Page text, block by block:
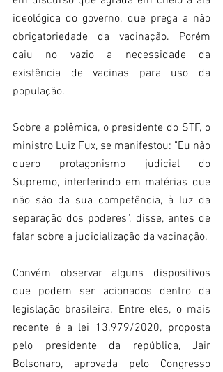
ideológica do governo, que prega a não
obrigatoriedade da vacinação. Porém
caiu no vazio a necessidade da
existência de vacinas para uso da
população.
Sobre a polêmica, o presidente do STF, o
ministro Luiz Fux, se manifestou: "Eu não
quero protagonismo judicial do
Supremo, interferindo em matérias que
não são da sua competência, à luz da
separação dos poderes", disse, antes de
falar sobre a judicialização da vacinação.
Convém observar alguns dispositivos
que podem ser acionados dentro da
legislação brasileira. Entre eles, o mais
recente é a lei 13.979/2020, proposta
pelo presidente da república, Jair
Bolsonaro, aprovada pelo Congresso